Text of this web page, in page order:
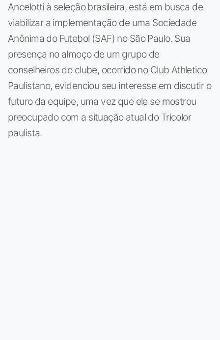
Ancelotti à seleção brasileira, está em busca de
viabilizar a implementação de uma Sociedade
Anônima do Futebol (SAF) no São Paulo. Sua
presença no almoço de um grupo de
conselheiros do clube, ocorrido no Club Athletico
Paulistano, evidenciou seu interesse em discutir o
futuro da equipe, uma vez que ele se mostrou
preocupado com a situação atual do Tricolor
paulista.